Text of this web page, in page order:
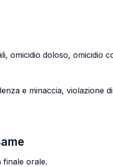
omicidio doloso, omicidio
e minaccia, violazione
finale orale.